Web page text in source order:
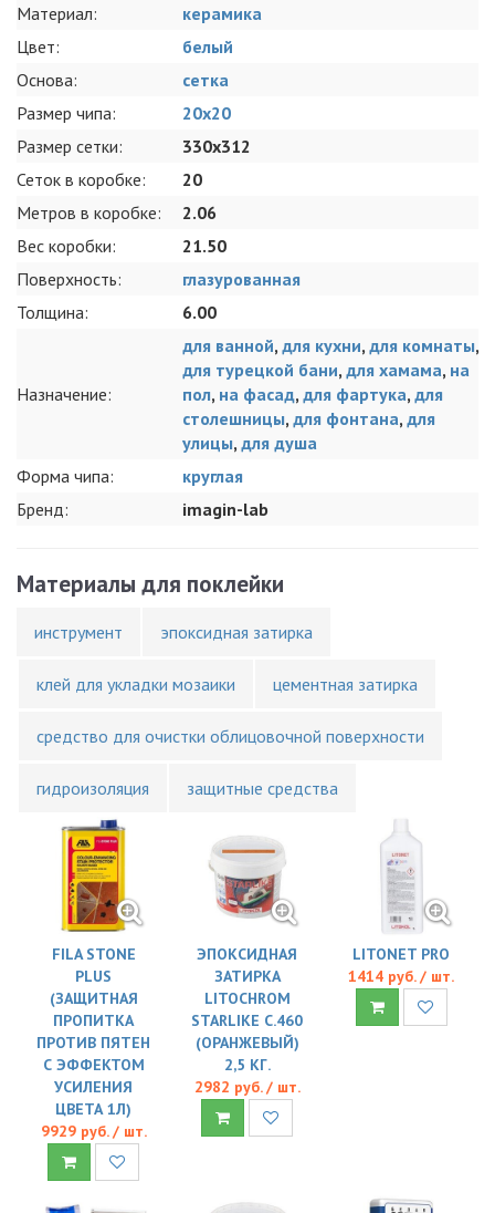
Материал:
керамика
Цвет:
белый
Основа:
сетка
Размер чипа:
20х20
Размер сетки:
330x312
Сеток в коробке:
20
Метров в коробке:
2.06
Вес коробки:
21.50
Поверхность:
глазурованная
Толщина:
6.00
Назначение:
для ванной, для кухни, для комнаты,
для турецкой бани, для хамама, на
пол, на фасад, для фартука, для
столешницы, для фонтана, для
улицы, для душа
Форма чипа:
круглая
Бренд:
imagin-lab
Материалы для поклейки
инструмент эпоксидная затирка
клей для укладки мозаики цементная затирка
средство для очистки облицовочной поверхности
гидроизоляция защитные средства
FILA STONE
PLUS
(ЗАЩИТНАЯ
ПРОПИТКА
ПРОТИВ ПЯТЕН
С ЭФФЕКТОМ
УСИЛЕНИЯ
ЦВЕТА 1Л)
9929 руб. / шт.
ЭПОКСИДНАЯ
ЗАТИРКА
LITOCHROM
STARLIKE C.460
(ОРАНЖЕВЫЙ)
2,5 КГ.
2982 руб. / шт.
LITONET PRO
1414 руб. / шт.